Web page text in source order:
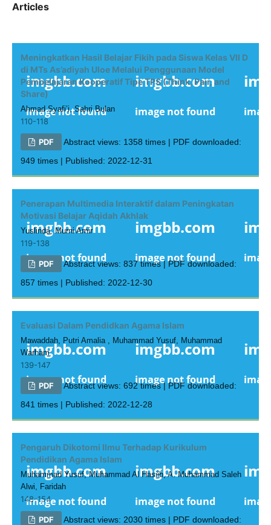
Articles
Meningkatkan Hasil Belajar Fikih pada Siswa Kelas VII D
di MTs As’adiyah Uloe Melalui Penggunaan Model
Pembelajaran Kooperatif Tipe TPS (Think, Pair, and
Share)
Ahmad Syafi’i, Sahri Bulan
110-118
PDF
Abstract views: 1358 times | PDF downloaded:
949 times | Published: 2022-12-31
Penerapan Multimedia Interaktif dalam Peningkatan
Motivasi Belajar Aqidah Akhlak
Yuslinda, Murni Amir
119-138
PDF
Abstract views: 837 times | PDF downloaded:
857 times | Published: 2022-12-30
Evaluasi Dalam Pendidkan Agama Islam
Mawaddah, Putri Amalia , Muhammad Yusuf, Muhammad
Warham
139-147
PDF
Abstract views: 692 times | PDF downloaded:
841 times | Published: 2022-12-28
Pengaruh Dikotomi Ilmu Terhadap Kurikulum
Pendidikan Agama Islam
Muhammad Yusuf, Muhammad Al Hasiib, A. Muhammad Saleh
Alwi, Faridah
148-154
PDF
Abstract views: 2030 times | PDF downloaded: